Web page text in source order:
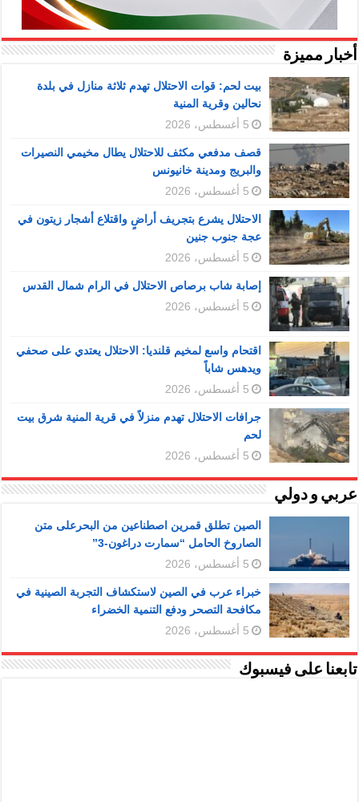
أخبار مميزة
بيت لحم: قوات الاحتلال تهدم ثلاثة منازل في بلدة
نحالين وقرية المنية
5 أغسطس، 2026
قصف مدفعي مكثف للاحتلال يطال مخيمي النصيرات
والبريج ومدينة خانيونس
5 أغسطس، 2026
الاحتلال يشرع بتجريف أراضٍ واقتلاع أشجار زيتون في
عجة جنوب جنين
5 أغسطس، 2026
إصابة شاب برصاص الاحتلال في الرام شمال القدس
5 أغسطس، 2026
اقتحام واسع لمخيم قلنديا: الاحتلال يعتدي على صحفي
ويدهس شاباً
5 أغسطس، 2026
جرافات الاحتلال تهدم منزلاً في قرية المنية شرق بيت
لحم
5 أغسطس، 2026
عربي و دولي
الصين تطلق قمرين اصطناعين من البحرعلى متن
الصاروخ الحامل “سمارت دراغون-3”
5 أغسطس، 2026
خبراء عرب في الصين لاستكشاف التجربة الصينية في
مكافحة التصحر ودفع التنمية الخضراء
5 أغسطس، 2026
تابعنا على فيسبوك